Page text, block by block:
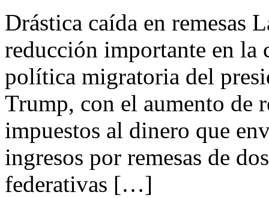
Drástica caída en remesas
reducción importante en la
política migratoria del
Trump, con el aumento de
impuestos al dinero que
ingresos por remesas de
federativas […]